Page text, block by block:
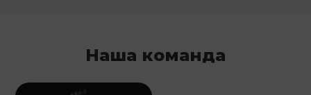
Наша команда